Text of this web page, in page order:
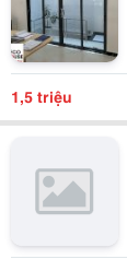
1,5 triệu